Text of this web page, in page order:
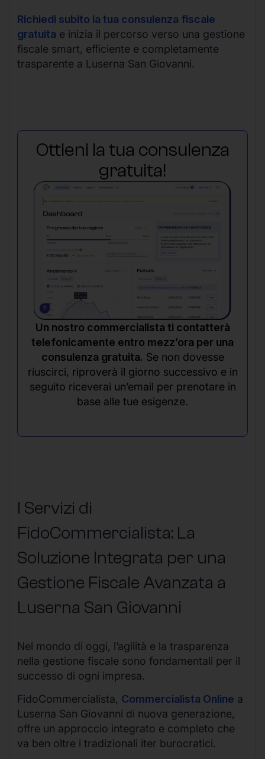
Richiedi subito la tua consulenza fiscale
gratuita e inizia il percorso verso una gestione
fiscale smart, efficiente e completamente
trasparente a Luserna San Giovanni.
Ottieni la tua consulenza
gratuita!
Un nostro commercialista ti contatterà
telefonicamente entro mezz’ora per una
consulenza gratuita. Se non dovesse
riuscirci, riproverà il giorno successivo e in
seguito riceverai un’email per prenotare in
base alle tue esigenze.
I Servizi di
FidoCommercialista: La
Soluzione Integrata per una
Gestione Fiscale Avanzata a
Luserna San Giovanni
Nel mondo di oggi, l’agilità e la trasparenza
nella gestione fiscale sono fondamentali per il
successo di ogni impresa.
FidoCommercialista, Commercialista Online a
Luserna San Giovanni di nuova generazione,
offre un approccio integrato e completo che
va ben oltre i tradizionali iter burocratici.